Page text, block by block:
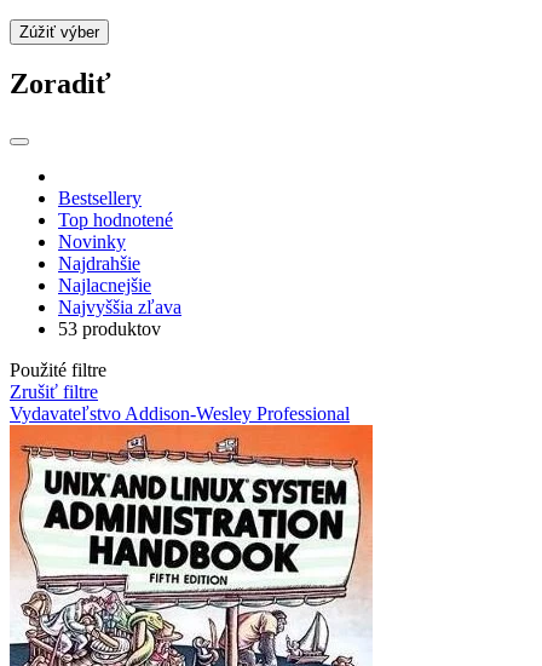
Zúžiť výber
Zoradiť
Bestsellery
Top hodnotené
Novinky
Najdrahšie
Najlacnejšie
Najvyššia zľava
53 produktov
Použité filtre
Zrušiť filtre
Vydavateľstvo Addison-Wesley Professional